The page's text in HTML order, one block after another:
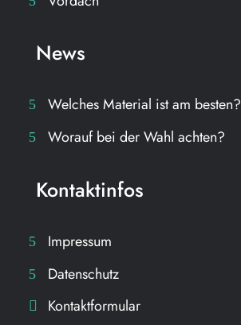
News
Welches Material ist am besten?
Worauf bei der Wahl achten?
Kontaktinfos
Impressum
Datenschutz
Kontaktformular